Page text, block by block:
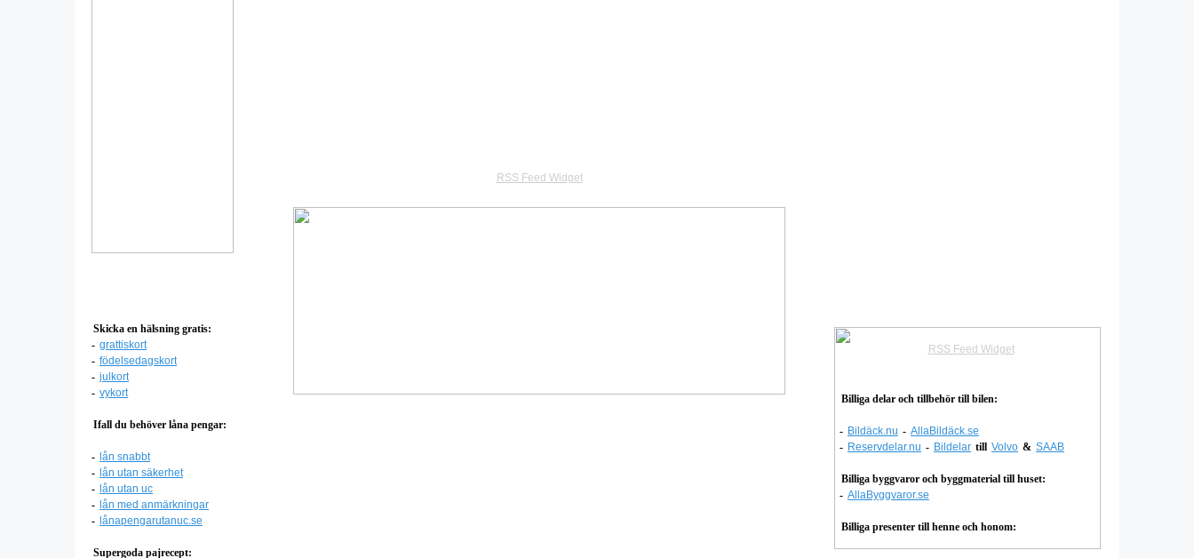
Skicka en hälsning gratis:
- grattiskort
- födelsedagskort
- julkort
- vykort
Ifall du behöver låna pengar:
- lån snabbt
- lån utan säkerhet
- lån utan uc
- lån med anmärkningar
- lånapengarutanuc.se
Supergoda pajrecept:
RSS Feed Widget
Billiga delar och tillbehör till bilen:
- Bildäck.nu - AllaBildäck.se
- Reservdelar.nu - Bildelar till Volvo & SAAB
Billiga byggvaror och byggmaterial till huset:
- AllaByggvaror.se
Billiga presenter till henne och honom:
RSS Feed Widget